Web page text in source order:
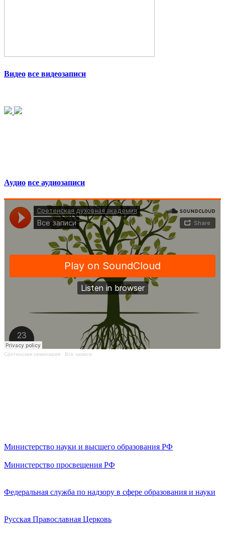
Видео все видеозаписи
Аудио все аудиозаписи
Сретенская семинария · Все записи
Министерство науки и высшего образования РФ
Министерство просвещения РФ
Федеральная служба по надзору в сфере образования и науки
Русская Православная Церковь